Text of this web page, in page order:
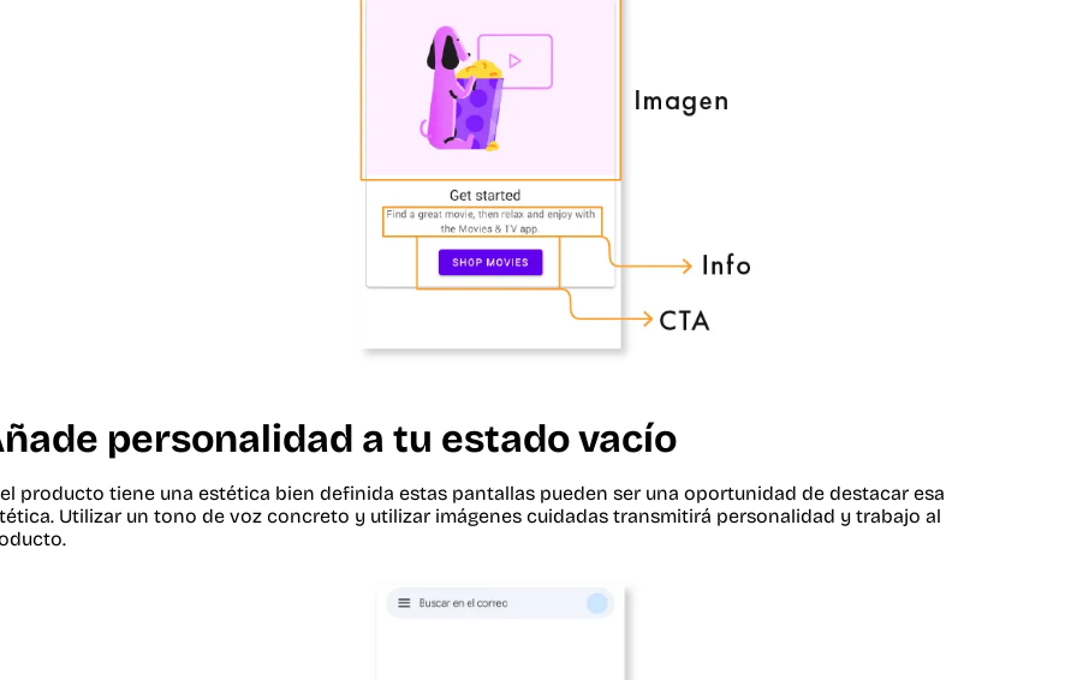
personalidad a tu estado vacío
producto tiene una estética bien definida estas pantallas pueden ser una oportunidad de destacar esa
Utilizar un tono de voz concreto y utilizar imágenes cuidadas transmitirá personalidad y trabajo al